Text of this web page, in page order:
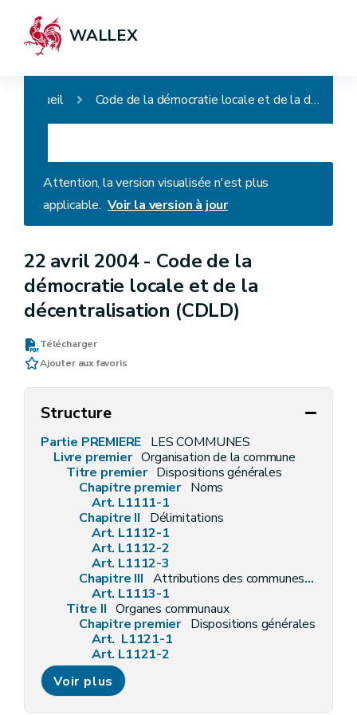
WALLEX
Accueil Code de la démocratie locale et de la décentralisation (CDLD)
Attention, la version visualisée n'est plus
applicable. Voir la version à jour
22 avril 2004 - Code de la
démocratie locale et de la
décentralisation (CDLD)
Télécharger
Ajouter aux favoris
Structure
Partie PREMIERE LES COMMUNES
Livre premier Organisation de la commune
Titre premier Dispositions générales
Chapitre premier Noms
Art. L1111-1
Chapitre II
Délimitations
Art. L1112-1
Art. L1112-2
Art. L1112-3
Chapitre III Attributions des communes en général
Art. L1113-1
Titre II Organes communaux
Chapitre premier Dispositions générales
Art. L1121-1
Art. L1121-2
Art. L1121-3
Art. L1121-4
Chapitre II
Voir plus